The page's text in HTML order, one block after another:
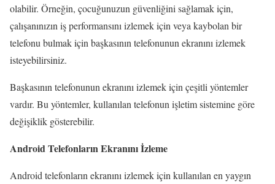
olabilir. Örneğin, çocuğunuzun güvenliğini sağlamak için,
çalışanınızın iş performansını izlemek için veya kaybolan bir
telefonu bulmak için başkasının telefonunun ekranını izlemek
isteyebilirsiniz.
Başkasının telefonunun ekranını izlemek için çeşitli yöntemler
vardır. Bu yöntemler, kullanılan telefonun işletim sistemine göre
değişiklik gösterebilir.
Android Telefonların Ekranını İzleme
Android telefonların ekranını izlemek için kullanılan en yaygın